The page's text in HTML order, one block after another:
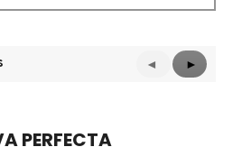
Anterior
Reviews
◄
Reviews
►
PERFECTA